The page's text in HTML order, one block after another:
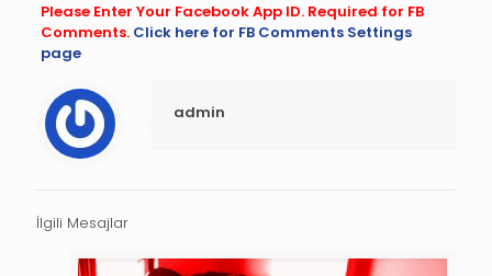
Please Enter Your Facebook App ID. Required for FB
Comments. Click here for FB Comments Settings
page
admin
İlgili Mesajlar